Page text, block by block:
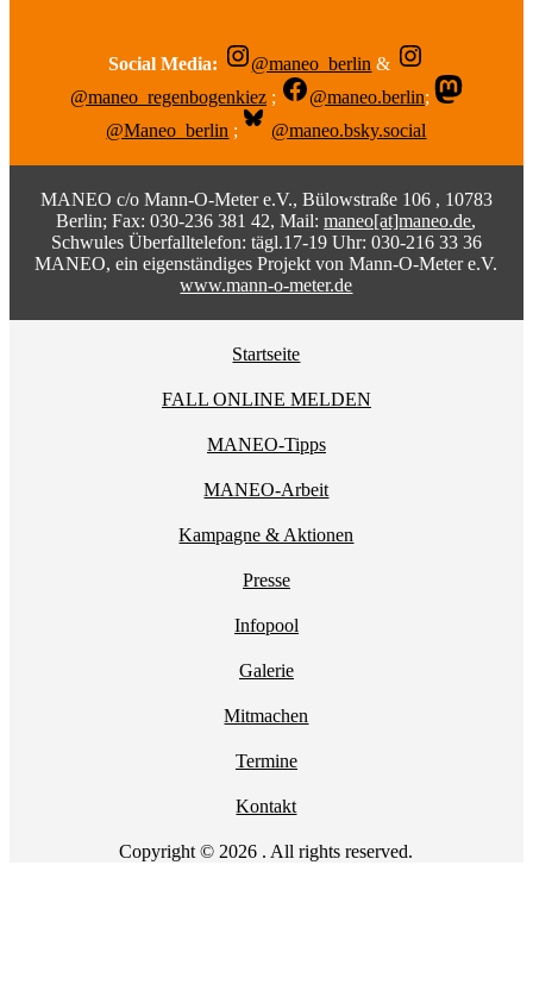
Social Media: @maneo_berlin &
@maneo_regenbogenkiez ; @maneo.berlin;
@Maneo_berlin ; @maneo.bsky.social
MANEO c/o Mann-O-Meter e.V., Bülowstraße 106 , 10783
Berlin; Fax: 030-236 381 42, Mail:maneo[at]maneo.de,
Schwules Überfalltelefon: tägl.17-19 Uhr: 030-216 33 36
MANEO, ein eigenständiges Projekt von Mann-O-Meter e.V.
www.mann-o-meter.de
Startseite
FALL ONLINE MELDEN
MANEO-Tipps
MANEO-Arbeit
Kampagne & Aktionen
Presse
Infopool
Galerie
Mitmachen
Termine
Kontakt
Copyright © 2026 . All rights reserved.